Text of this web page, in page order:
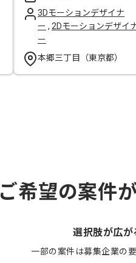
3Dモーションデザイナ
ー , 2Dモーションデザイ
ー
本郷三丁目（東京都）
ご希望の案件
選択肢が広が
一部の案件は募集企業の